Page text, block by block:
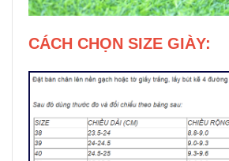
CÁCH CHỌN SIZE GIÀY: